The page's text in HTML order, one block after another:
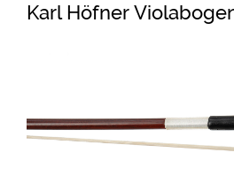
Karl Höfner